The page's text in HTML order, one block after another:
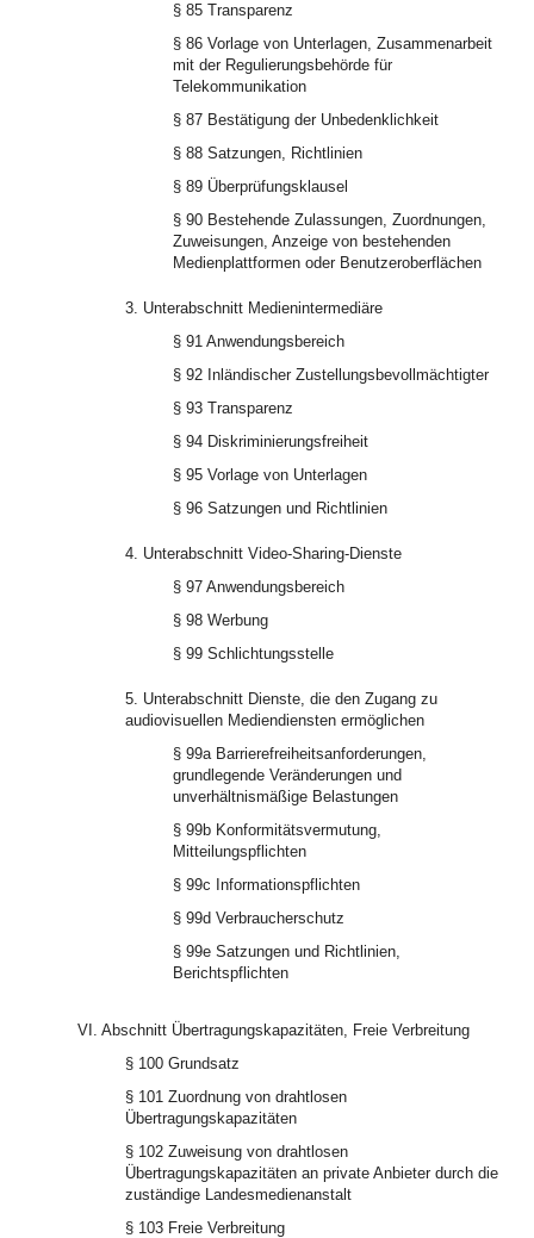
§ 85 Transparenz
§ 86 Vorlage von Unterlagen, Zusammenarbeit
mit der Regulierungsbehörde für
Telekommunikation
§ 87 Bestätigung der Unbedenklichkeit
§ 88 Satzungen, Richtlinien
§ 89 Überprüfungsklausel
§ 90 Bestehende Zulassungen, Zuordnungen,
Zuweisungen, Anzeige von bestehenden
Medienplattformen oder Benutzeroberflächen
3. Unterabschnitt Medienintermediäre
§ 91 Anwendungsbereich
§ 92 Inländischer Zustellungsbevollmächtigter
§ 93 Transparenz
§ 94 Diskriminierungsfreiheit
§ 95 Vorlage von Unterlagen
§ 96 Satzungen und Richtlinien
4. Unterabschnitt Video-Sharing-Dienste
§ 97 Anwendungsbereich
§ 98 Werbung
§ 99 Schlichtungsstelle
5. Unterabschnitt Dienste, die den Zugang zu
audiovisuellen Mediendiensten ermöglichen
§ 99a Barrierefreiheitsanforderungen,
grundlegende Veränderungen und
unverhältnismäßige Belastungen
§ 99b Konformitätsvermutung,
Mitteilungspflichten
§ 99c Informationspflichten
§ 99d Verbraucherschutz
§ 99e Satzungen und Richtlinien,
Berichtspflichten
VI. Abschnitt Übertragungskapazitäten, Freie Verbreitung
§ 100 Grundsatz
§ 101 Zuordnung von drahtlosen
Übertragungskapazitäten
§ 102 Zuweisung von drahtlosen
Übertragungskapazitäten an private Anbieter durch die
zuständige Landesmedienanstalt
§ 103 Freie Verbreitung